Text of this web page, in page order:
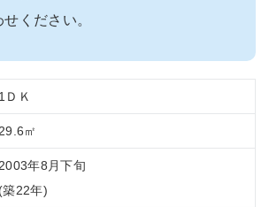
ください。
1ＤＫ
29.6㎡
2003年8月下旬
(築22年)